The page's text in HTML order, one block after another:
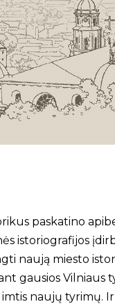
paskatino
istoriografijos
naują miesto
gausios Vil­niaus
naujų tyrimų.